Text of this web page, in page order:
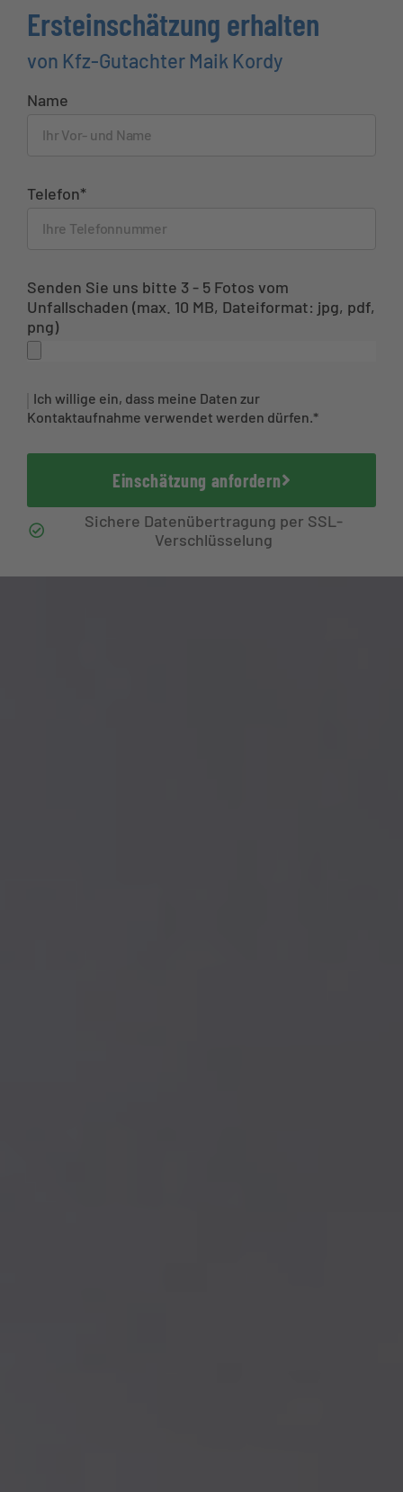
Ersteinschätzung erhalten
von Kfz-Gutachter Maik Kordy
Name
Telefon*
Senden Sie uns bitte 3 - 5 Fotos vom
Unfallschaden (max. 10 MB, Dateiformat: jpg, pdf,
png)
Ich willige ein, dass meine Daten zur
Kontaktaufnahme verwendet werden dürfen.*
Einschätzung anfordern
Sichere Datenübertragung per SSL-
Verschlüsselung